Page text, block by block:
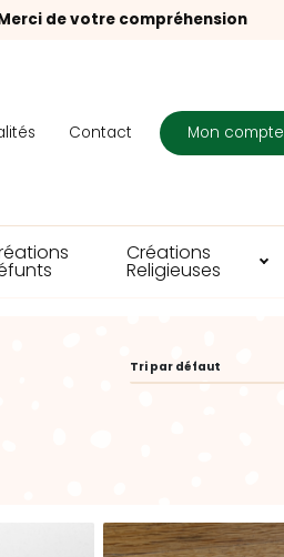
Merci de votre compréhension
Contact Mon compte
Créations
Religieuses